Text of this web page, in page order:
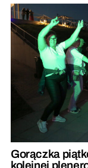
Gorączka
kolejnej